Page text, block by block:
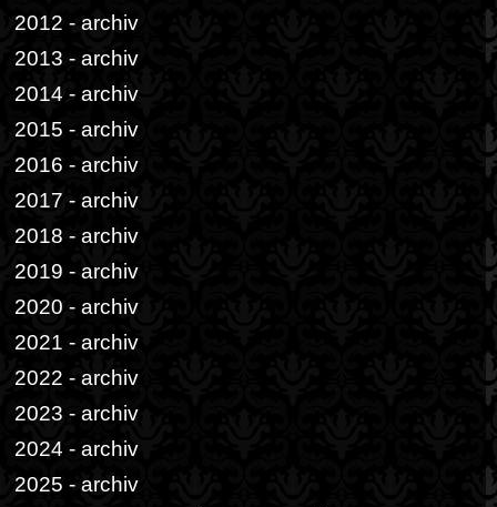
2012 - archiv
2013 - archiv
2014 - archiv
2015 - archiv
2016 - archiv
2017 - archiv
2018 - archiv
2019 - archiv
2020 - archiv
2021 - archiv
2022 - archiv
2023 - archiv
2024 - archiv
2025 - archiv